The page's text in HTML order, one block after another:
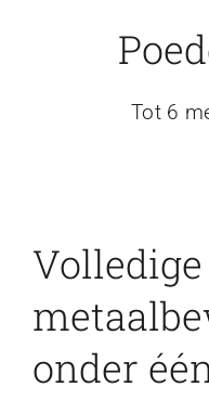
Tot 6
Volledige
onder